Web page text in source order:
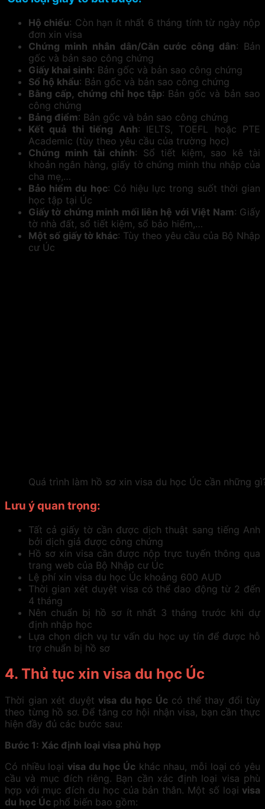
Hộ chiếu: Còn hạn ít nhất 6 tháng tính từ ngày nộp
đơn xin visa
Chứng minh nhân dân/Căn cước công dân: Bản
gốc và bản sao công chứng
Giấy khai sinh: Bản gốc và bản sao công chứng
Sổ hộ khẩu: Bản gốc và bản sao công chứng
Bằng cấp, chứng chỉ học tập: Bản gốc và bản sao
công chứng
Bảng điểm: Bản gốc và bản sao công chứng
Kết quả thi tiếng Anh: IELTS, TOEFL hoặc PTE
Academic (tùy theo yêu cầu của trường học)
Chứng minh tài chính: Sổ tiết kiệm, sao kê tài
khoản ngân hàng, giấy tờ chứng minh thu nhập của
cha mẹ,…
Bảo hiểm du học: Có hiệu lực trong suốt thời gian
học tập tại Úc
Giấy tờ chứng minh mối liên hệ với Việt Nam: Giấy
tờ nhà đất, sổ tiết kiệm, sổ bảo hiểm,…
Một số giấy tờ khác: Tùy theo yêu cầu của Bộ Nhập
cư Úc
Quá trình làm hồ sơ xin visa du học Úc cần những
Lưu ý quan trọng:
Tất cả giấy tờ cần được dịch thuật sang tiếng Anh
bởi dịch giả được công chứng
Hồ sơ xin visa cần được nộp trực tuyến thông qua
trang web của Bộ Nhập cư Úc
Lệ phí xin visa du học Úc khoảng 600 AUD
Thời gian xét duyệt visa có thể dao động từ 2 đến
4 tháng
Nên chuẩn bị hồ sơ ít nhất 3 tháng trước khi dự
định nhập học
Lựa chọn dịch vụ tư vấn du học uy tín để được hỗ
trợ chuẩn bị hồ sơ
4. Thủ tục xin visa du học Úc
Thời gian xét duyệt visa du học Úccó thể thay đổi tùy
theo từng hồ sơ. Để tăng cơ hội nhận visa, bạn cần thực
hiện đầy đủ các bước sau:
Bước 1: Xác định loại visa phù hợp
Có nhiều loại visa du học Úc khác nhau, mỗi loại có yêu
cầu và mục đích riêng. Bạn cần xác định loại visa phù
hợp với mục đích du học của bản thân. Một số loại visa
du học Úc phổ biến bao gồm: